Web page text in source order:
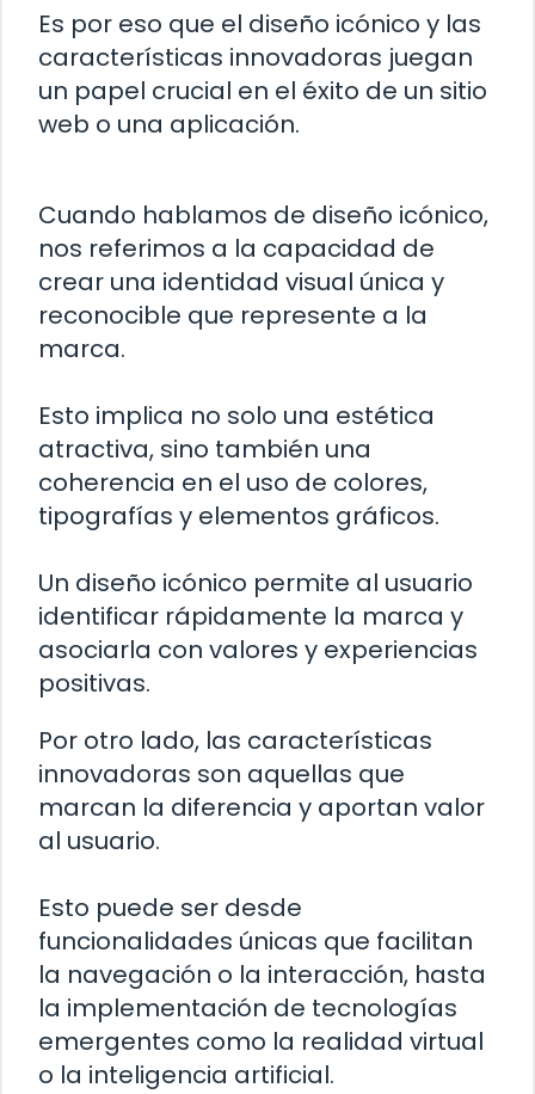
Es por eso que el diseño icónico y las
características innovadoras juegan
un papel crucial en el éxito de un sitio
web o una aplicación.
Cuando hablamos de diseño icónico,
nos referimos a la capacidad de
crear una identidad visual única y
reconocible que represente a la
marca.
Esto implica no solo una estética
atractiva, sino también una
coherencia en el uso de colores,
tipografías y elementos gráficos.
Un diseño icónico permite al usuario
identificar rápidamente la marca y
asociarla con valores y experiencias
positivas.
Por otro lado, las características
innovadoras son aquellas que
marcan la diferencia y aportan valor
al usuario.
Esto puede ser desde
funcionalidades únicas que facilitan
la navegación o la interacción, hasta
la implementación de tecnologías
emergentes como la realidad virtual
o la inteligencia artificial.